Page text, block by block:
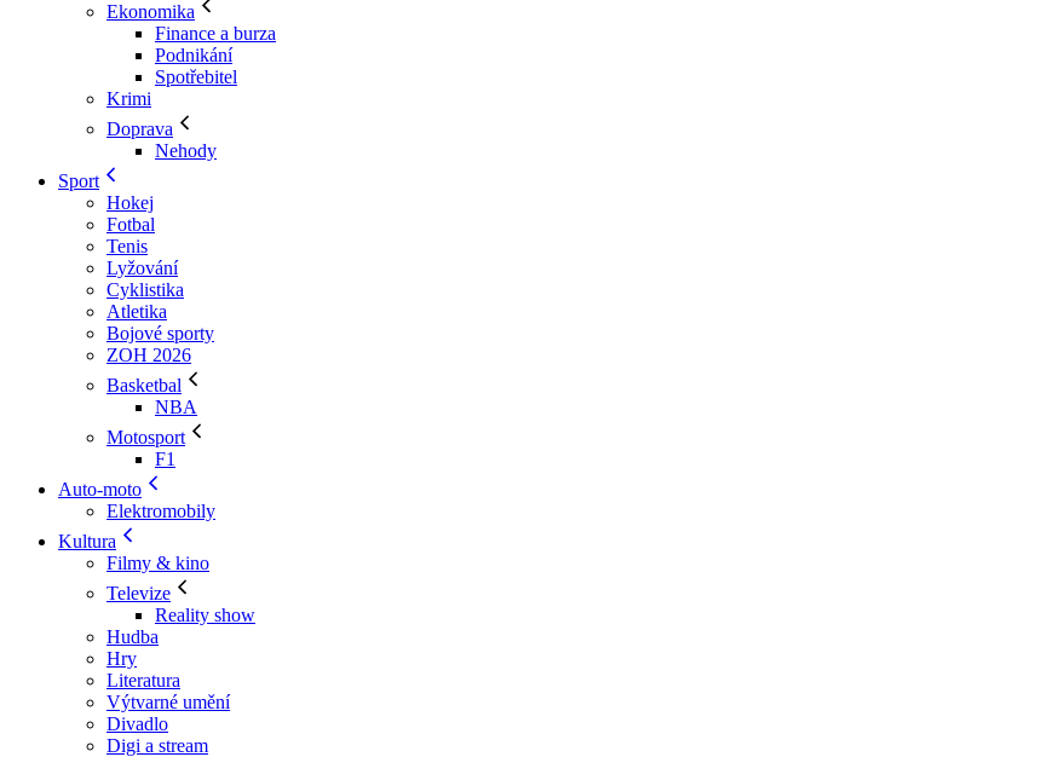
Ekonomika
Finance a burza
Podnikání
Spotřebitel
Krimi
Doprava
Nehody
Sport
Hokej
Fotbal
Tenis
Lyžování
Cyklistika
Atletika
Bojové sporty
ZOH 2026
Basketbal
NBA
Motosport
F1
Auto-moto
Elektromobily
Kultura
Filmy & kino
Televize
Reality show
Hudba
Hry
Literatura
Výtvarné umění
Divadlo
Digi a stream